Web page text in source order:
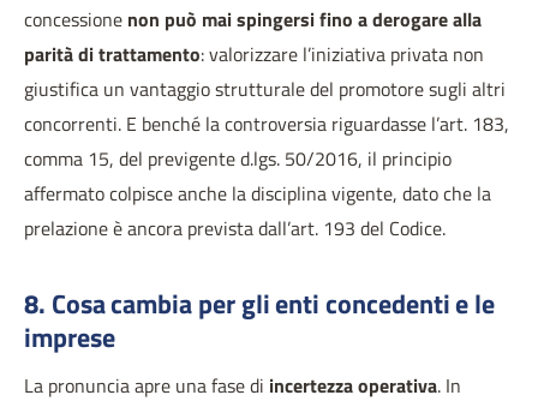
concessione non può mai spingersi fino a derogare alla
parità di trattamento: valorizzare l’iniziativa privata non
giustifica un vantaggio strutturale del promotore sugli altri
concorrenti. E benché la controversia riguardasse l’art. 183,
comma 15, del previgente d.lgs. 50/2016, il principio
affermato colpisce anche la disciplina vigente, dato che la
prelazione è ancora prevista dall’art. 193 del Codice.
8. Cosa cambia per gli enti concedenti e le
imprese
La pronuncia apre una fase di incertezza operativa. In